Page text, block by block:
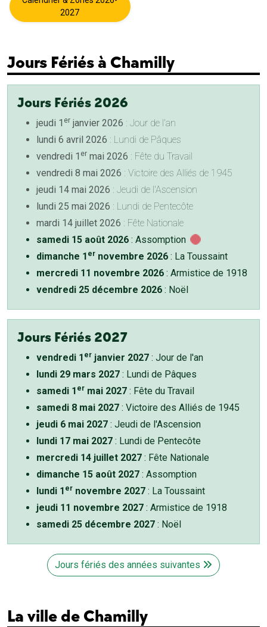
2027
Jours Fériés à Chamilly
Jours Fériés 2026
jeudi 1 er janvier 2026 : Jour de l'an
lundi 6 avril 2026 : Lundi de Pâques
vendredi 1 er mai 2026 : Fête du Travail
vendredi 8 mai 2026 : Victoire des Alliés de 1945
jeudi 14 mai 2026 : Jeudi de l'Ascension
lundi 25 mai 2026 : Lundi de Pentecôte
mardi 14 juillet 2026 : Fête Nationale
samedi 15 août 2026 : Assomption
dimanche 1 er novembre 2026 : La Toussaint
mercredi 11 novembre 2026 : Armistice de 1918
vendredi 25 décembre 2026 : Noël
Jours Fériés 2027
vendredi 1 er janvier 2027 : Jour de l'an
lundi 29 mars 2027 : Lundi de Pâques
samedi 1 er mai 2027 : Fête du Travail
samedi 8 mai 2027 : Victoire des Alliés de 1945
jeudi 6 mai 2027 : Jeudi de l'Ascension
lundi 17 mai 2027 : Lundi de Pentecôte
mercredi 14 juillet 2027 : Fête Nationale
dimanche 15 août 2027 : Assomption
lundi 1 er novembre 2027 : La Toussaint
jeudi 11 novembre 2027 : Armistice de 1918
samedi 25 décembre 2027 : Noël
Jours fériés des années suivantes
La ville de Chamilly